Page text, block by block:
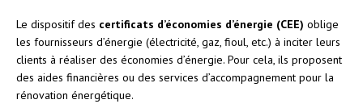
Le dispositif des certificats d’économies d’énergie (CEE) oblige
les fournisseurs d’énergie (électricité, gaz, fioul, etc.) à inciter leurs
clients à réaliser des économies d’énergie. Pour cela, ils proposent
des aides financières ou des services d’accompagnement pour la
rénovation énergétique.